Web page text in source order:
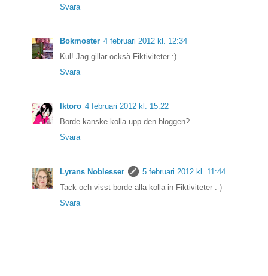
Svara
Bokmoster 4 februari 2012 kl. 12:34
Kul! Jag gillar också Fiktiviteter :)
Svara
Iktoro 4 februari 2012 kl. 15:22
Borde kanske kolla upp den bloggen?
Svara
Lyrans Noblesser
5 februari 2012 kl. 11:44
Tack och visst borde alla kolla in Fiktiviteter :-)
Svara